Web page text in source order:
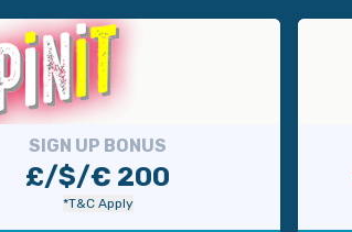
SIGN UP BONUS
£/$/€ 200
*T&C Apply